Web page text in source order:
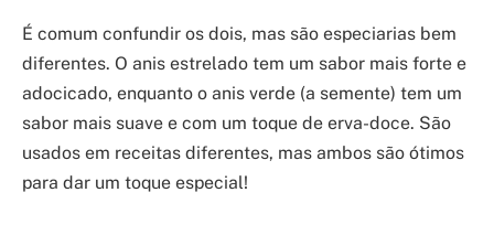
É comum confundir os dois, mas são especiarias bem
diferentes. O anis estrelado tem um sabor mais forte e
adocicado, enquanto o anis verde (a semente) tem um
sabor mais suave e com um toque de erva-doce. São
usados em receitas diferentes, mas ambos são ótimos
para dar um toque especial!